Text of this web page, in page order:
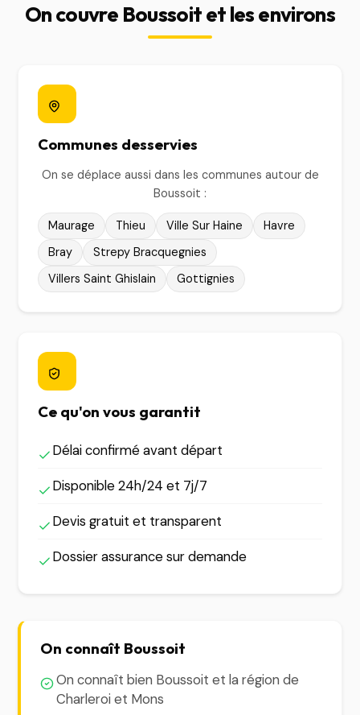
On couvre Boussoit et les environs
Communes desservies
On se déplace aussi dans les communes autour de
Boussoit :
Maurage Thieu Ville Sur Haine
Havre
Bray
Strepy Bracquegnies
Villers Saint Ghislain
Gottignies
Ce qu'on vous garantit
Délai confirmé avant départ
Disponible 24h/24 et 7j/7
Devis gratuit et transparent
Dossier assurance sur demande
On connaît Boussoit
On connaît bien Boussoit et la région de
Charleroi et Mons